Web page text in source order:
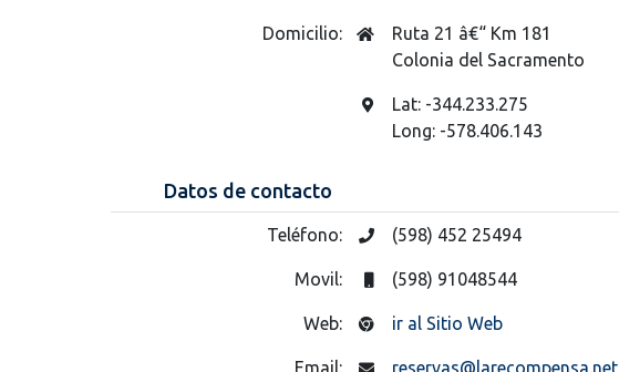
Domicilio:
Ruta 21 â€“ Km 181
Colonia del Sacramento
Lat: -344.233.275
Long: -578.406.143
Datos de contacto
Teléfono: (598) 452 25494
Movil: (598) 91048544
Web: ir al Sitio Web
Email: reservas@larecompensa.net